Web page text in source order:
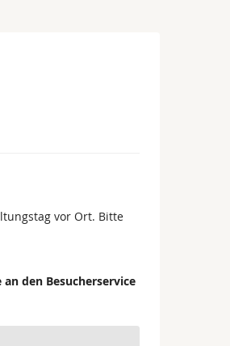
vor Ort. Bitte
den Besucherservice